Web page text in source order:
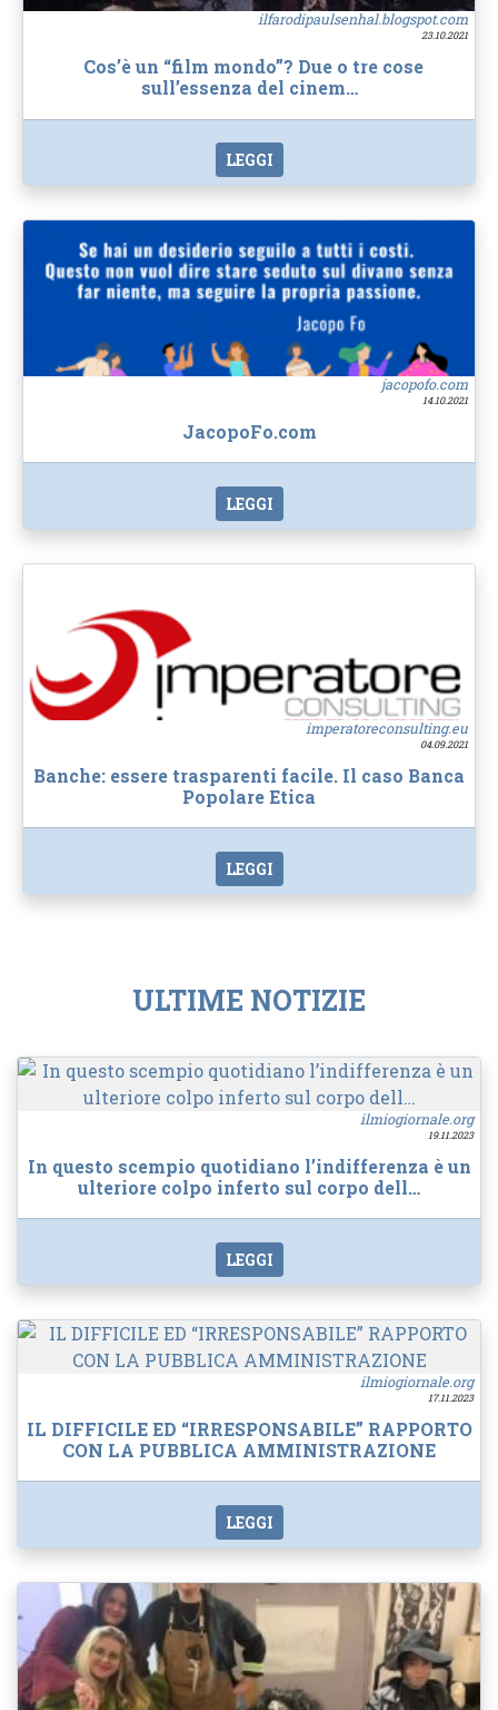
ilfarodipaulsenhal.blogspot.com
23.10.2021
Cos’è un “film mondo”? Due o tre cose
sull’essenza del cinem…
LEGGI
jacopofo.com
14.10.2021
JacopoFo.com
LEGGI
imperatoreconsulting.eu
04.09.2021
Banche: essere trasparenti facile. Il caso Banca
Popolare Etica
LEGGI
ULTIME NOTIZIE
ilmiogiornale.org
19.11.2023
In questo scempio quotidiano l’indifferenza è un
ulteriore colpo inferto sul corpo dell…
LEGGI
ilmiogiornale.org
17.11.2023
IL DIFFICILE ED “IRRESPONSABILE” RAPPORTO
CON LA PUBBLICA AMMINISTRAZIONE
LEGGI